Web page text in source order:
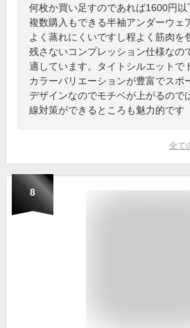
何枚か買い足すのであれば1600円
複数購入もできる半袖アンダーウェ
よく蒸れにくいですし程よく筋肉を
残さないコンプレッション仕様なの
適しています。タイトシルエットで
カラーバリエーションが豊富でスポ
デザインなのでモチベが上がるので
線対策ができるところも魅力的です
全て
8